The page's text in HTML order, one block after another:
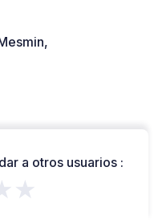
a otros usuarios :